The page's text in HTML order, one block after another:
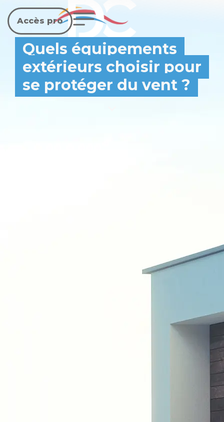
Accès pro
Quels équipements
extérieurs choisir pour
se protéger du vent ?